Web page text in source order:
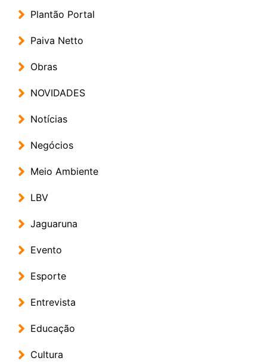
Plantão Portal
Paiva Netto
Obras
NOVIDADES
Notícias
Negócios
Meio Ambiente
LBV
Jaguaruna
Evento
Esporte
Entrevista
Educação
Cultura